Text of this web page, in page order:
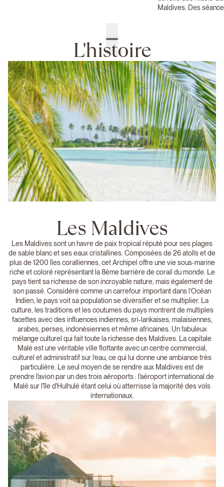
Maldives. Des
L'histoire
Les Maldives
Les Maldives sont un havre de paix tropical réputé pour ses plages
de sable blanc et ses eaux cristallines. Composées de 26 atolls et de
plus de 1200 îles coralliennes, cet Archipel offre une vie sous-marine
riche et coloré représentant la 8ème barrière de corail du monde. Le
pays tient sa richesse de son incroyable nature, mais également de
son passé. Considéré comme un carrefour important dans l’Océan
Indien, le pays voit sa population se diversifier et se multiplier. La
culture, les traditions et les coutumes du pays montrent de multiples
facettes avec des influences indiennes, sri-lankaises, malaisiennes,
arabes, perses, indonésiennes et même africaines. Un fabuleux
mélange culturel qui fait toute la richesse des Maldives. La capitale
Malé est une véritable ville flottante avec un centre commercial,
culturel et administratif sur l’eau, ce qui lui donne une ambiance très
particulière. Le seul moyen de se rendre aux Maldives est de
prendre l'avion par un des trois aéroports : l'aéroport international de
Malé sur l'île d'Hulhulé étant celui où atterrisse la majorité des vols
internationaux.